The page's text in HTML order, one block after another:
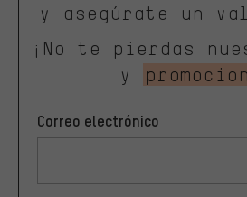
y asegúrate un
¡No te pierdas
y
Correo electrónico